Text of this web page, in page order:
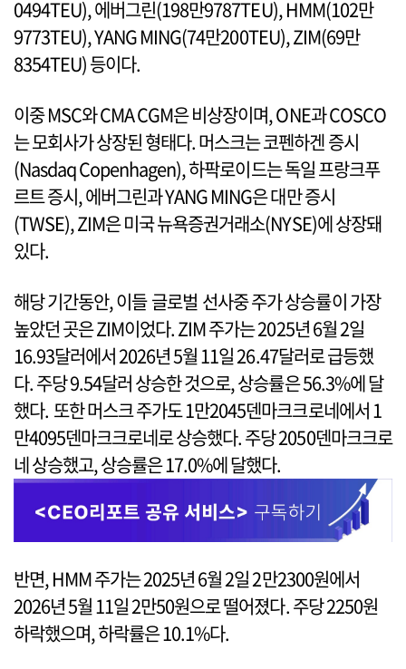
0494TEU), 에버그린(198만9787TEU), HMM(102만
9773TEU), YANG MING(74만200TEU), ZIM(69만
8354TEU) 등이다.
이중 MSC와 CMA CGM은 비상장이며, ONE과 COSCO
는 모회사가 상장된 형태다. 머스크는 코펜하겐 증시
(Nasdaq Copenhagen), 하팍로이드는 독일 프랑크푸
르트 증시, 에버그린과 YANG MING은 대만 증시
(TWSE), ZIM은 미국 뉴욕증권거래소(NYSE)에 상장돼
있다.
해당 기간동안, 이들 글로벌 선사중 주가 상승률이 가장
높았던 곳은 ZIM이었다. ZIM 주가는 2025년 6월 2일
16.93달러에서 2026년 5월 11일 26.47달러로 급등했
다. 주당 9.54달러 상승한 것으로, 상승률은 56.3%에 달
했다. 또한 머스크 주가도 1만2045덴마크크로네에서 1
만4095덴마크크로네로 상승했다. 주당 2050덴마크크로
네 상승했고, 상승률은 17.0%에 달했다.
반면, HMM 주가는 2025년 6월 2일 2만2300원에서
2026년 5월 11일 2만50원으로 떨어졌다. 주당 2250원
하락했으며, 하락률은 10.1%다.